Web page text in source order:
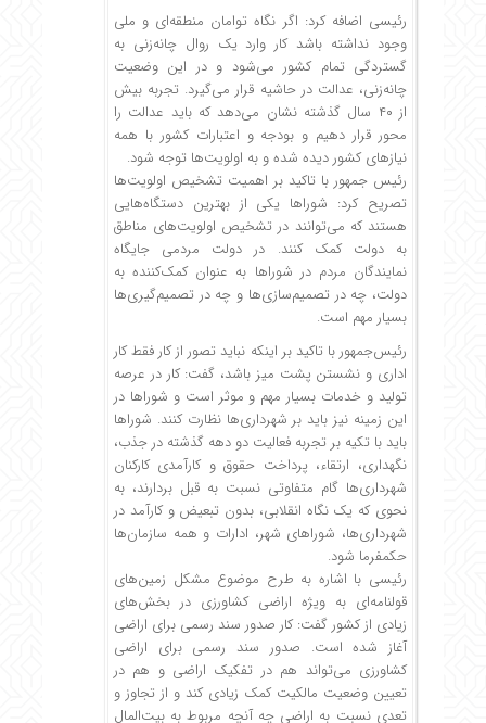
رئیسی اضافه کرد: اگر نگاه توامان منطقه‌ای و ملی
وجود نداشته باشد کار وارد یک روال چانه‌زنی به
گستردگی تمام کشور می‌شود و در این وضعیت
چانه‌زنی، عدالت در حاشیه قرار می‌گیرد. تجربه بیش
از ۴۰ سال گذشته نشان می‌دهد که باید عدالت را
محور قرار دهیم و بودجه و اعتبارات کشور با همه
نیازهای کشور دیده شده و به اولویت‌ها توجه شود.
رئیس جمهور با تاکید بر اهمیت تشخیص اولویت‌ها
تصریح کرد: شوراها یکی از بهترین دستگاه‌هایی
هستند که می‌توانند در تشخیص اولویت‌های مناطق
به دولت کمک کنند. در دولت مردمی جایگاه
نمایندگان مردم در شوراها به عنوان کمک‌کننده به
دولت، چه در تصمیم‌سازی‌ها و چه در تصمیم‌گیری‌ها
بسیار مهم است.
رئیس‌جمهور با تاکید بر اینکه نباید تصور از کار فقط کار
اداری و نشستن پشت میز باشد، گفت: کار در عرصه
تولید و خدمات بسیار مهم و موثر است و شوراها در
این زمینه نیز باید بر شهرداری‌ها نظارت کنند. شوراها
باید با تکیه بر تجربه فعالیت دو دهه گذشته در جذب،
نگهداری، ارتقاء، پرداخت حقوق و کارآمدی کارکنان
شهرداری‌ها گام متفاوتی نسبت به قبل بردارند، به
نحوی که یک نگاه انقلابی، بدون تبعیض و کارآمد در
شهرداری‌ها، شوراهای شهر، ادارات و همه سازمان‌ها
حکمفرما شود.
رئیسی با اشاره به طرح موضوع مشکل زمین‌های
قولنامه‌ای به ویژه اراضی کشاورزی در بخش‌های
زیادی از کشور گفت: کار صدور سند رسمی برای اراضی
آغاز شده است. صدور سند رسمی برای اراضی
کشاورزی می‌تواند هم در تفکیک اراضی و هم در
تعیین وضعیت مالکیت کمک زیادی کند و از تجاوز و
تعدی نسبت به اراضی چه آنچه مربوط به بیت‌المال